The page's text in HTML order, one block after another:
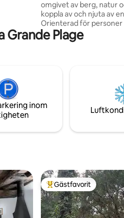
omgivet av berg, natur
koppla av och njuta av
Orienterad för personer
lugn, familjevänlig miljö.
Sebastian för att njuta av
Husdjur betalar 10 € per
Säsongsbaserad pool:
Stänger den 6 oktober.
Grande Plage
inom
Populär gästfavorit
Gästfavorit